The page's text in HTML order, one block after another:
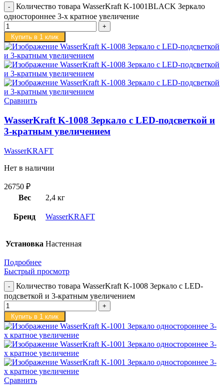
Количество товара WasserKraft K-1001BLACK Зеркало
одностороннее 3-х кратное увеличение
Купить в 1 клик
Сравнить
WasserKraft K-1008 Зеркало с LED-подсветкой и
3-кратным увеличением
WasserKRAFT
Нет в наличии
26750 ₽
Вес
2,4 кг
Бренд WasserKRAFT
Установка Настенная
Подробнее
Быстрый просмотр
Количество товара WasserKraft K-1008 Зеркало с LED-
подсветкой и 3-кратным увеличением
Купить в 1 клик
Сравнить